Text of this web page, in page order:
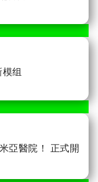
组
亞醫院！ 正式開